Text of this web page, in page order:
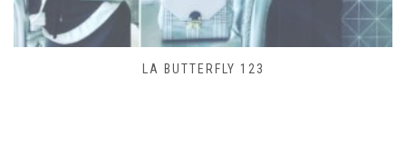
SAC LACET 480